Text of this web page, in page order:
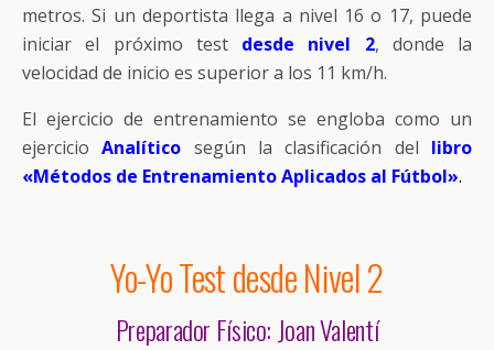
metros. Si un deportista llega a nivel 16 o 17, puede
iniciar el próximo test desde nivel 2, donde la
velocidad de inicio es superior a los 11 km/h.
El ejercicio de entrenamiento se engloba como un
ejercicioAnalítico según la clasificación del libro
«Métodos de Entrenamiento Aplicados al Fútbol».
Yo-Yo Test desde Nivel 2
Preparador Físico: Joan Valentí